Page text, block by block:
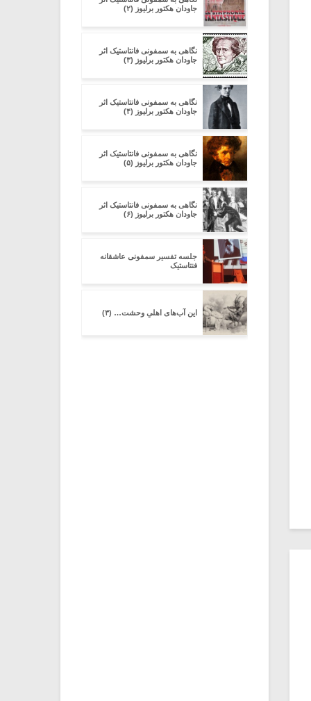
جاودان هکتور برلیوز (۲)
نگاهی به سمفونی فانتاستیک اثر
جاودان هکتور برلیوز (۳)
نگاهی به سمفونی فانتاستیک اثر
جاودان هکتور برلیوز (۴)
نگاهی به سمفونی فانتاستیک اثر
جاودان هکتور برلیوز (۵)
نگاهی به سمفونی فانتاستیک اثر
جاودان هکتور برلیوز (۶)
جلسه تفسیر سمفونی عاشقانه
فنتاستیک
این آب‌های اهلیِ وحشت… (۳)